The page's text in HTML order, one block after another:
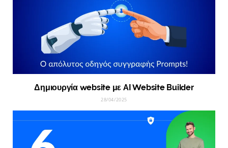
Δημιουργία website με AI Website Builder
28/04/2025